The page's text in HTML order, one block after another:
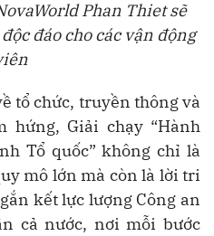
Phan Thiet sẽ
đáo cho các vận động
tổ chức, truyền thông và
hứng, Giải chạy “Hành
Tổ quốc” không chỉ là
mô lớn mà còn là lời tri
kết lực lượng Công an
cả nước, nơi mỗi bước